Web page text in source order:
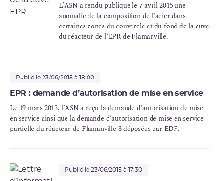
L’ASN a rendu publique le 7 avril 2015 une
anomalie de la composition de l’acier dans
certaines zones du couvercle et du fond de la cuve
du réacteur de l’EPR de Flamanville.
Publié le 23/06/2015 à 18:00
EPR : demande d’autorisation de mise en service
Le 19 mars 2015, l’ASN a reçu la demande d’autorisation de mise
en service ainsi que la demande d’autorisation de mise en service
partielle du réacteur de Flamanville 3 déposées par EDF.
Publié le 23/06/2015 à 17:30